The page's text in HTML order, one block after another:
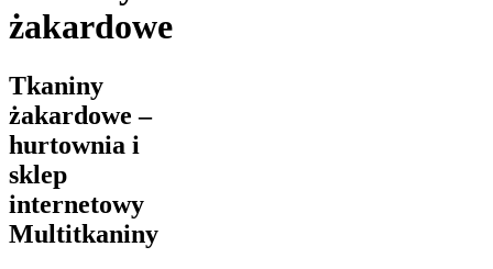
żakardowe
Tkaniny
żakardowe –
hurtownia i
sklep
internetowy
Multitkaniny